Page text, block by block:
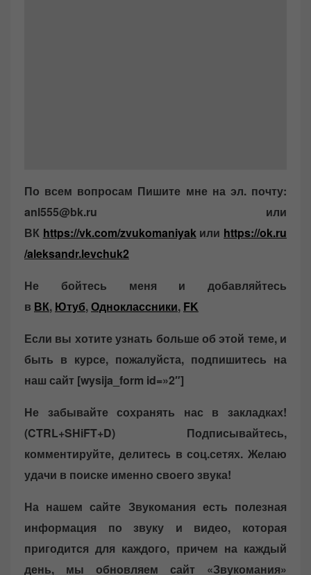
По всем вопросам Пишите мне на эл. почту:
anl555@bk.ru или
ВК https://vk.com/zvukomaniyakили https://ok.ru
/aleksandr.levchuk2
Не бойтесь меня и добавляйтесь
в ВК, Ютуб,Одноклассники, FK
Если вы хотите узнать больше об этой теме, и
быть в курсе, пожалуйста, подпишитесь на
наш сайт [wysija_form id=»2″]
Не забывайте сохранять нас в закладках!
(CTRL+SHiFT+D)
Подписывайтесь,
комментируйте, делитесь в соц.сетях. Желаю
удачи в поиске именно своего звука!
На нашем сайте Звукомания есть полезная
информация по звуку и видео, которая
пригодится для каждого, причем на каждый
день, мы обновляем сайт «Звукомания»